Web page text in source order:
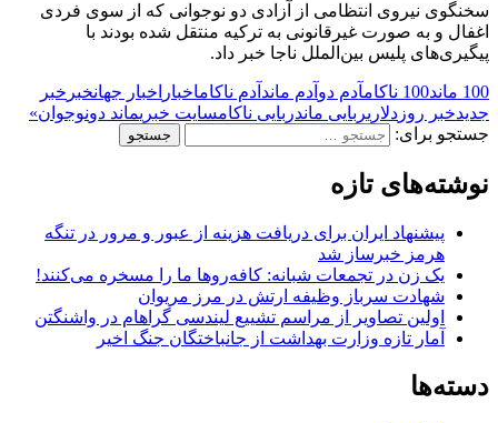
سخنگوی نیروی انتظامی از آزادی دو نوجوانی که از سوی فردی
اغفال و به صورت غیرقانونی به ترکیه منتقل شده بودند با
پیگیری‌های پلیس بین‌الملل ناجا خبر داد.
100 ماند 100 ناکام آدم دو آدم ماند آدم ناکاماخبار اخبار جهانخبر خبر
جدیدخبر روز دلاریربایی ماندربایی ناکامسایت خبریماند دونوجوان»
جستجو برای:
نوشته‌های تازه
پیشنهاد ایران برای دریافت هزینه از عبور و مرور در تنگه
هرمز خبرساز شد
یک زن در تجمعات شبانه: کافه‌روها ما را مسخره می‌کنند!
شهادت سرباز وظیفه ارتش در مرز مریوان
اولین تصاویر از مراسم تشییع لیندسی گراهام در واشنگتن
آمار تازه وزارت بهداشت از جانباختگان جنگ اخیر
دسته‌ها